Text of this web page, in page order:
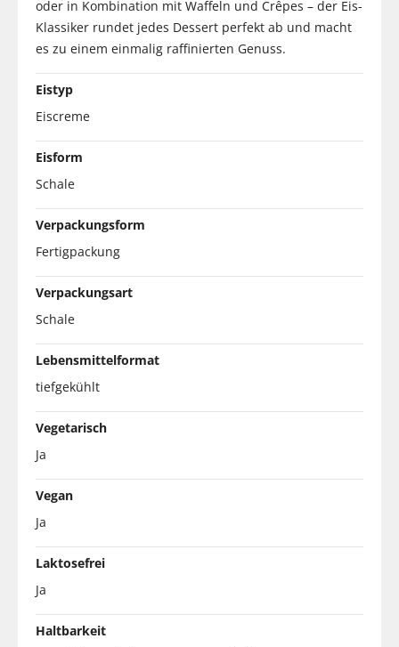
oder in Kombination mit Waffeln und Crêpes – der Eis-
Klassiker rundet jedes Dessert perfekt ab und macht
es zu einem einmalig raffinierten Genuss.
Eistyp
Eiscreme
Eisform
Schale
Verpackungsform
Fertigpackung
Verpackungsart
Schale
Lebensmittelformat
tiefgekühlt
Vegetarisch
Ja
Vegan
Ja
Laktosefrei
Ja
Haltbarkeit